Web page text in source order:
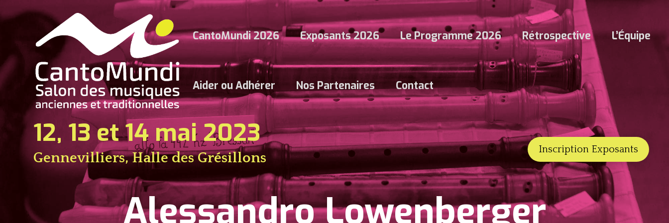
CantoMundi 2026 Exposants 2026 Le Programme 2026 Rétrospective L’Équipe
Aider ou Adhérer Nos Partenaires Contact
12, 13 et 14 mai 2023
Gennevilliers, Halle des Grésillons
Inscription Exposants
Alessandro Lowenberger